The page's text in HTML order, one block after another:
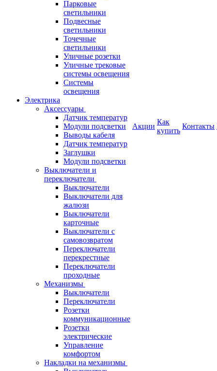
Парковые
светильники
Подвесные
светильники
Точечные
светильники
Уличные розетки
Уличные трековые
системы освещения
Системы
освещения
Электрика
Аксессуары
Датчик температур
Модули подсветки
Выводы кабеля
Датчик температур
Заглушки
Модули подсветки
Выключатели и
переключатели
Выключатели
Выключатели для
жалюзи
Выключатели
карточные
Выключатели с
самовозвратом
Переключатели
перекрестные
Переключатели
проходные
Механизмы
Выключатели
Переключатели
Розетки
коммуникационные
Розетки
электрические
Управление
комфортом
Накладки на механизмы
Акции
Как
купить
Контакты